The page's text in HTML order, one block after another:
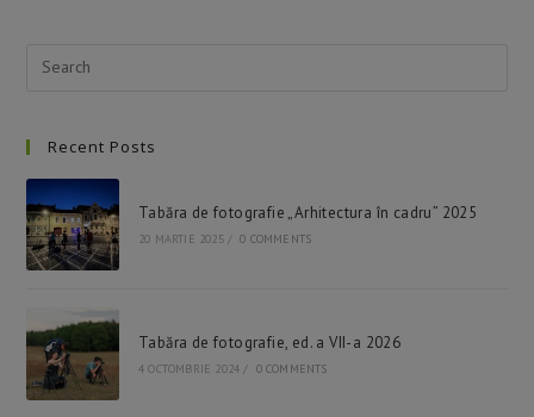
Recent Posts
Tabăra de fotografie „Arhitectura în cadru” 2025
20 MARTIE 2025 / 0 COMMENTS
Tabăra de fotografie, ed. a VII-a 2026
4 OCTOMBRIE 2024 / 0 COMMENTS